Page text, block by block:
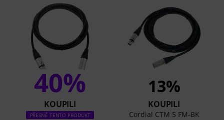
40%
KOUPILI
PŘESNĚ TENTO PRODUKT
13%
KOUPILI
Cordial CTM 5 FM-BK